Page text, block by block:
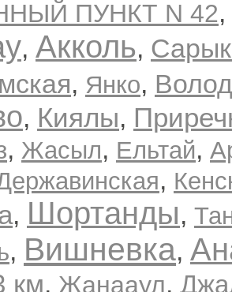
ПУНКТ N 42,
, Акколь,
, Янко,
, Киялы,
, Жасыл, Ельтай,
,
, Шортанды,
, Вишневка,
км, Жанааул,